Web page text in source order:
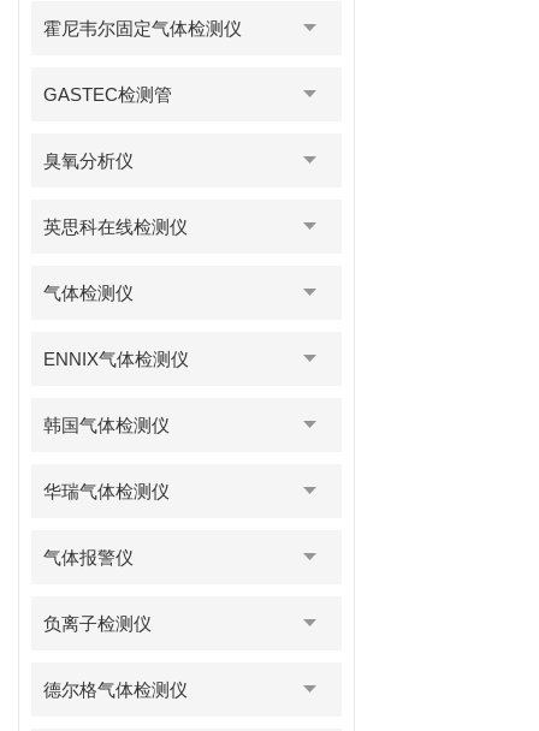
霍尼韦尔固定气体检测仪
GASTEC检测管
臭氧分析仪
英思科在线检测仪
气体检测仪
ENNIX气体检测仪
韩国气体检测仪
华瑞气体检测仪
气体报警仪
负离子检测仪
德尔格气体检测仪